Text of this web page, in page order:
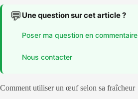
💬 Une question sur cet article ?
Poser ma question en commentaire
Nous contacter
Comment utiliser un œuf selon sa fraîcheur